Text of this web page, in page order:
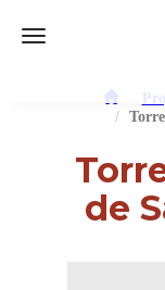
Toggle navigation
de